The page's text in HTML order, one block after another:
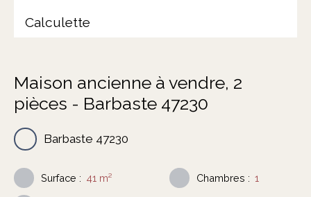
Calculette
Maison ancienne à vendre, 2
pièces - Barbaste 47230
Barbaste 47230
Surface : 41 m² Chambres : 1